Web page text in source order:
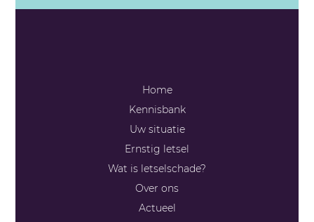
Home
Kennisbank
Uw situatie
Ernstig letsel
Wat is letselschade?
Over ons
Actueel
info@onnaletselschade.nl
Stuur een bericht
Contactformulier